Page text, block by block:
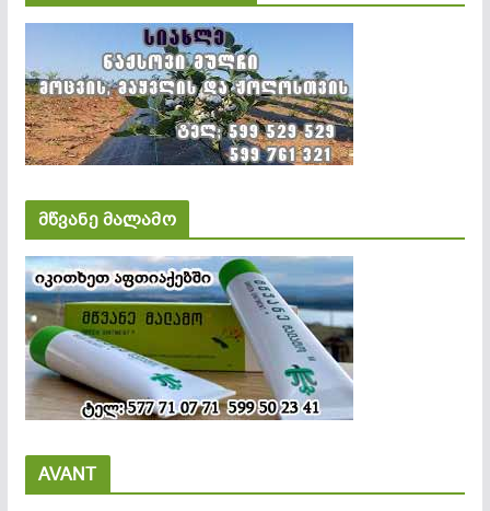
მწვანე მალამო
AVANT